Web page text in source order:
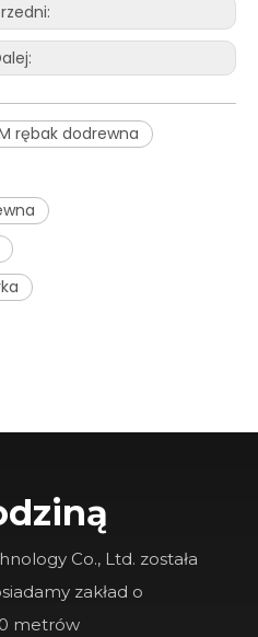
rębak dodrewna
Co., Ltd. została
zakład o
metrów